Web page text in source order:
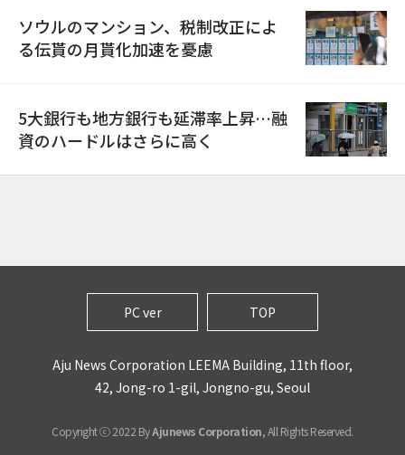
ソウルのマンション、税制改正によ
る伝貰の月貰化加速を憂慮
5大銀行も地方銀行も延滞率上昇…融
資のハードルはさらに高く
PC ver TOP
Aju News Corporation LEEMA Building, 11th floor,
42, Jong-ro 1-gil, Jongno-gu, Seoul
Copyright ⓒ 2022 ByAjunews Corporation, All Rights Reserved.